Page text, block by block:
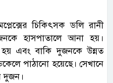
চিকিৎসক ডলি রানী
হাসপাতালে আনা হয়।
এবং বাকি দুজনকে উন্নত
পাঠানো হয়েছে। সেখানে
দুজন।